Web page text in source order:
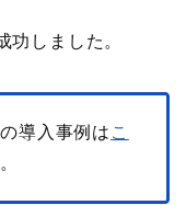
功しました。
導入事例は こ